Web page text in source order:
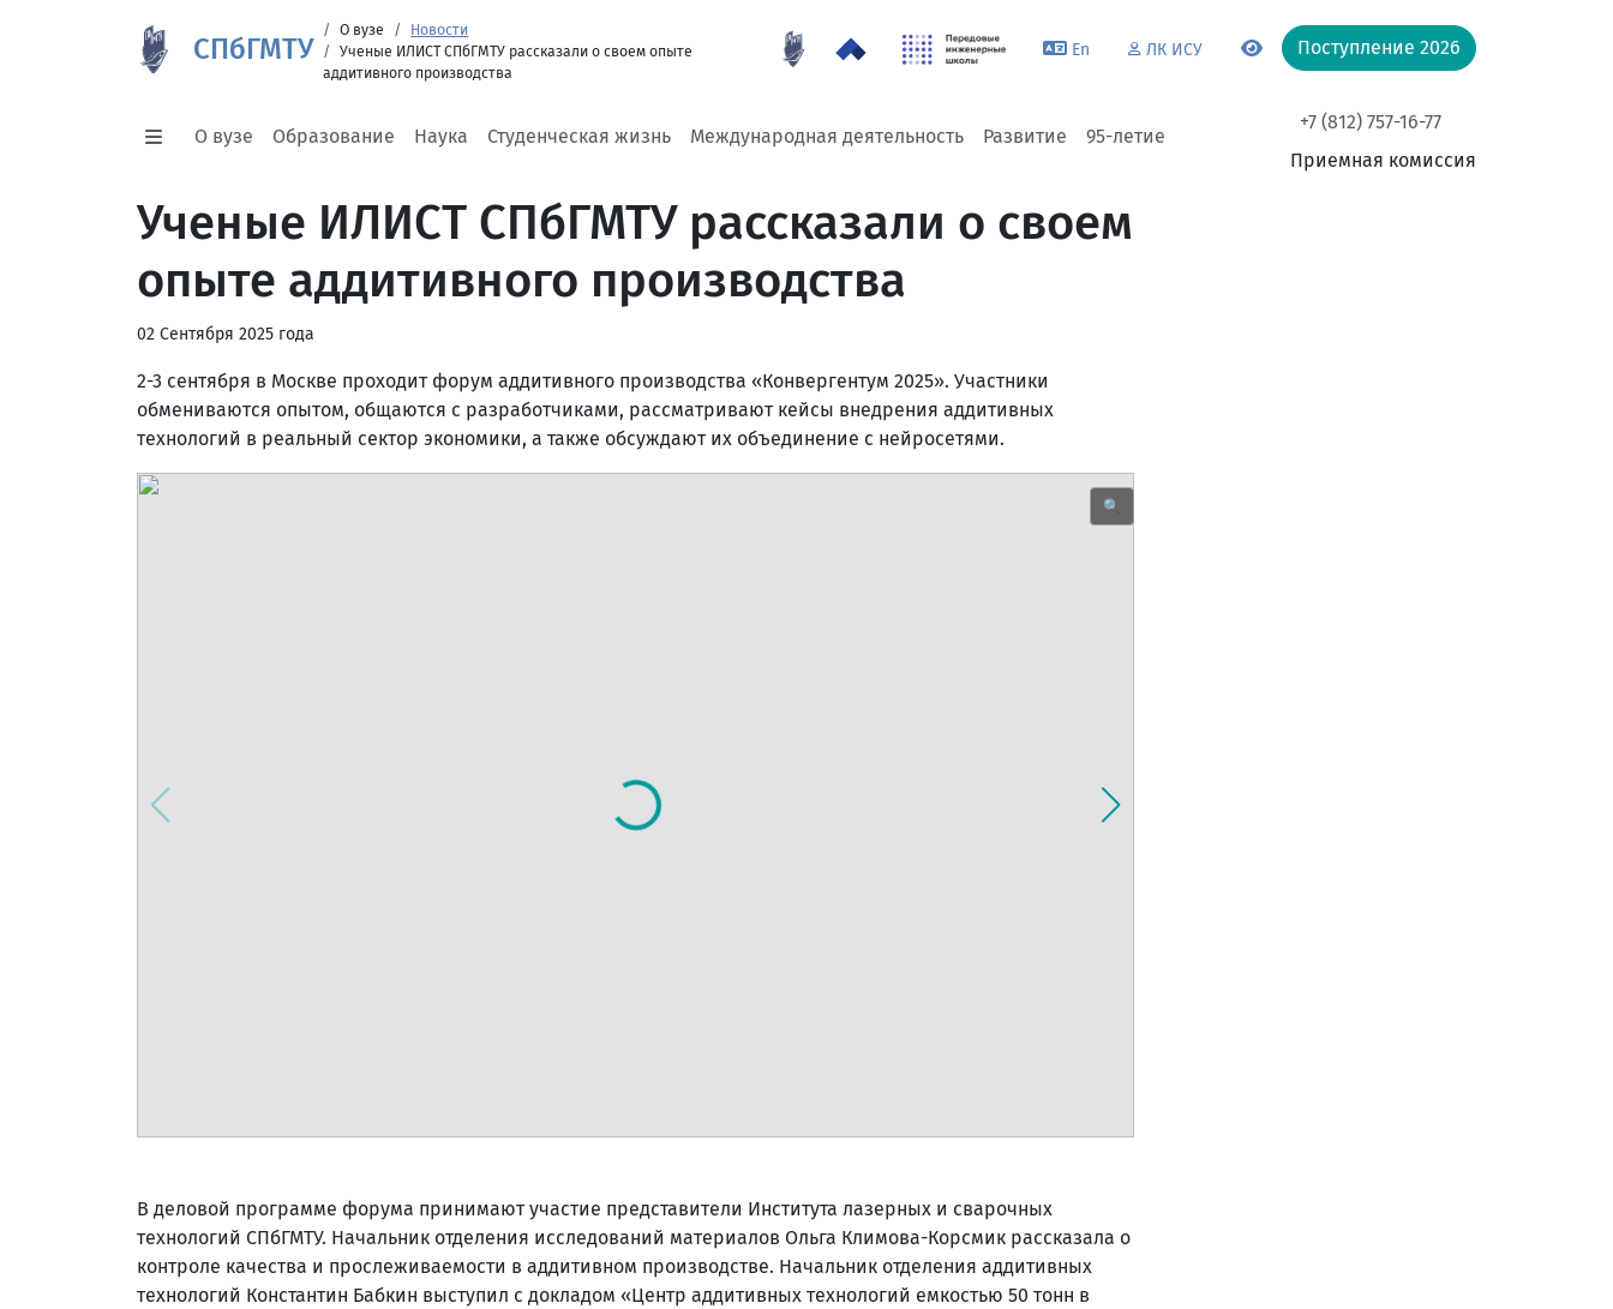
СПбГМТУ
О вузе
Новости
Ученые ИЛИСТ СПбГМТУ рассказали о своем опыте
аддитивного производства
En ЛК ИСУ Поступление 2026
О вузе Образование Наука Студенческая жизнь Международная деятельность Развитие 95-летие
+7 (812) 757-16-77
Приемная комиссия
Ученые ИЛИСТ СПбГМТУ рассказали о своем
опыте аддитивного производства
02 Сентября 2025 года
2-3 сентября в Москве проходит форум аддитивного производства «Конвергентум 2025». Участники
обмениваются опытом, общаются с разработчиками, рассматривают кейсы внедрения аддитивных
технологий в реальный сектор экономики, а также обсуждают их объединение с нейросетями.
🔍
В деловой программе форума принимают участие представители Института лазерных и сварочных
технологий СПбГМТУ. Начальник отделения исследований материалов Ольга Климова-Корсмик рассказала о
контроле качества и прослеживаемости в аддитивном производстве. Начальник отделения аддитивных
технологий Константин Бабкин выступил с докладом «Центр аддитивных технологий емкостью 50 тонн в